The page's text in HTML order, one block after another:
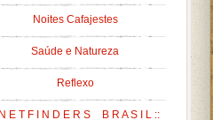
Noites Cafajestes
Saúde e Natureza
Reflexo
E T F I N D E R S _ B R A S I L ::